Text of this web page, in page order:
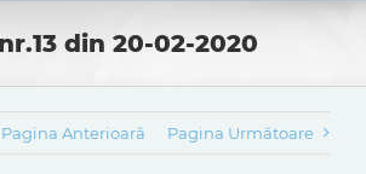
din 20-02-2020
Pagina Anterioară Pagina Următoare